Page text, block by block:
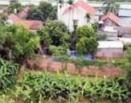
thắng chóng
hạt giống bị loại